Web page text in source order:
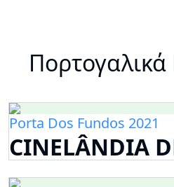
Porta Dos Fundos 2021
CINELÂNDIA